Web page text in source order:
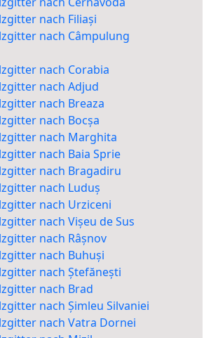
nach Filiași
nach Câmpulung
nach Corabia
nach Adjud
nach Breaza
nach Bocșa
nach Marghita
nach Baia Sprie
nach Bragadiru
nach Luduș
nach Urziceni
nach Vișeu de Sus
nach Râșnov
nach Buhuși
nach Ștefănești
nach Brad
nach Șimleu Silvaniei
nach Vatra Dornei